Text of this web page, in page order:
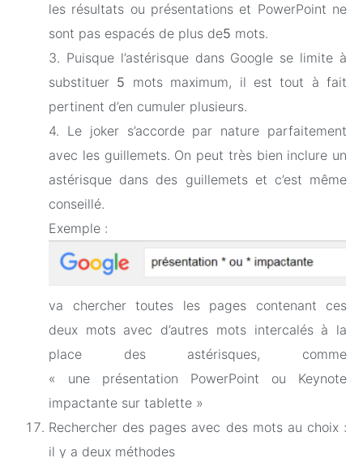
les résultats ou présentations et PowerPoint ne
sont pas espacés de plus de5 mots.
3. Puisque l’astérisque dans Google se limite à
substituer 5 mots maximum, il est tout à fait
pertinent d’en cumuler plusieurs.
4. Le joker s’accorde par nature parfaitement
avec les guillemets. On peut très bien inclure un
astérisque dans des guillemets et c’est même
conseillé.
Exemple :
va chercher toutes les pages contenant ces
deux mots avec d’autres mots intercalés à la
place des astérisques, comme
« une présentation PowerPoint ou Keynote
impactante sur tablette »
Rechercher des pages avec des mots au choix :
il y a deux méthodes